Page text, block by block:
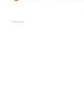
Reklama